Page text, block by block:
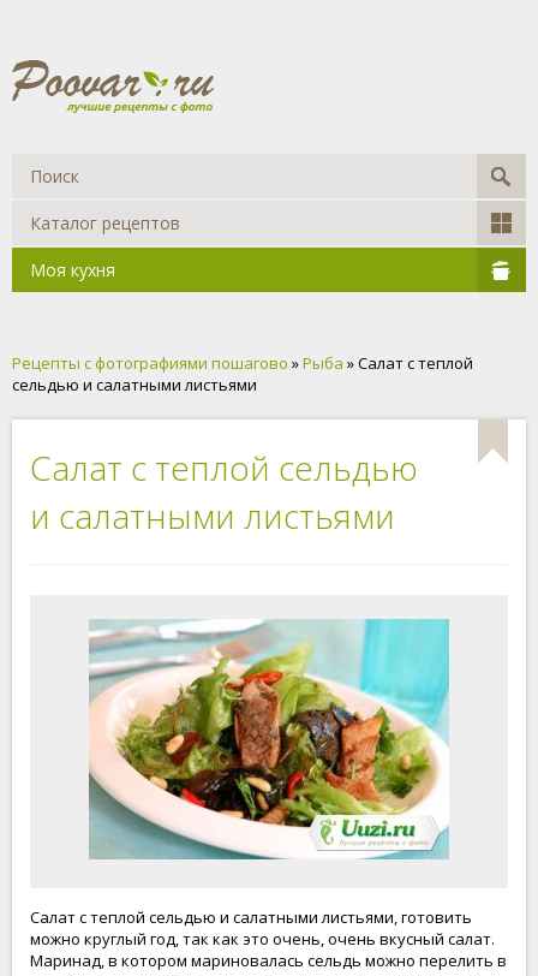
Каталог рецептов
Моя кухня
Рецепты с фотографиями пошагово »Рыба » Салат с теплой
сельдью и салатными листьями
Салат с теплой сельдью
и салатными листьями
Салат с теплой сельдью и салатными листьями, готовить
можно круглый год, так как это очень, очень вкусный салат.
Маринад, в котором мариновалась сельдь можно перелить в